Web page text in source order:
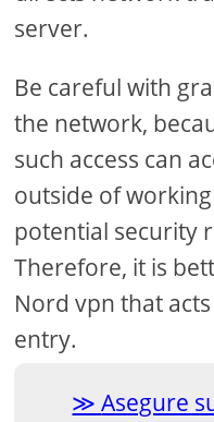
server.
Be careful with
the network,
such access can
outside of
potential security
Therefore, it is
Nord vpn that
entry.
Asegure